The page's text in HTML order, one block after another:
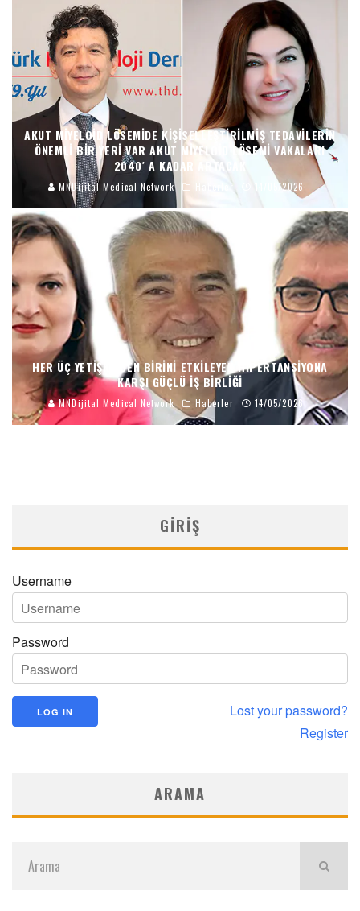
AKUT MIYELOID LÖSEMIDE KIŞISELLEŞTIRILMIŞ TEDAVILERIN
ÖNEMLI BIR YERI VAR AKUT MIYELOID LÖSEMI VAKALARI
2040′ A KADAR ARTACAK
MNDijital Medical Network Haberler 14/05/2026
HER ÜÇ YETIŞKINDEN BIRINI ETKILEYEN HIPERTANSIYONA
KARŞI GÜÇLÜ İŞ BIRLIĞI
MNDijital Medical Network Haberler 14/05/2026
GIRIŞ
Username
Password
Lost your password?
Register
ARAMA